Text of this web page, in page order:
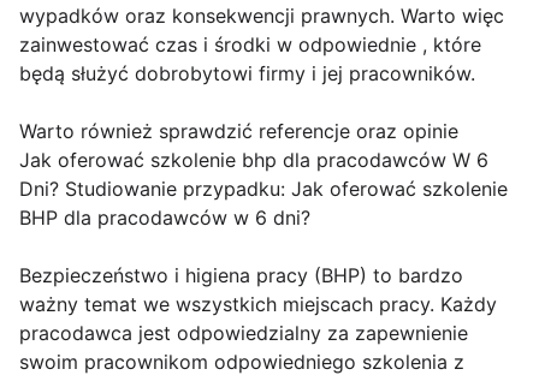
wypadków oraz konsekwencji prawnych. Warto więc
zainwestować czas i środki w odpowiednie , które
będą służyć dobrobytowi firmy i jej pracowników.
Warto również sprawdzić referencje oraz opinie
Jak oferować szkolenie bhp dla pracodawców W 6
Dni? Studiowanie przypadku: Jak oferować szkolenie
BHP dla pracodawców w 6 dni?
Bezpieczeństwo i higiena pracy (BHP) to bardzo
ważny temat we wszystkich miejscach pracy. Każdy
pracodawca jest odpowiedzialny za zapewnienie
swoim pracownikom odpowiedniego szkolenia z